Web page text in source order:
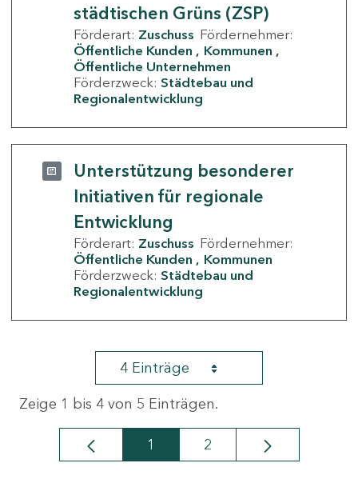
städtischen Grüns (ZSP)
Förderart: Zuschuss Fördernehmer:
Öffentliche Kunden
Kommunen
Öffentliche Unternehmen
Förderzweck: Städtebau und
Regionalentwicklung
Unterstützung besonderer
Initiativen für regionale
Entwicklung
Förderart: Zuschuss Fördernehmer:
Öffentliche Kunden
Kommunen
Förderzweck: Städtebau und
Regionalentwicklung
4 Einträge
Zeige 1 bis 4 von 5 Einträgen.
Seite
1 Seite
2